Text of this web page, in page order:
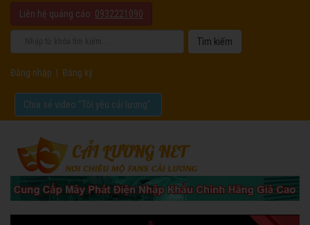
Liên hệ quảng cáo: 0932221090
Đăng nhập Đăng ký
Chia sẻ video "Tôi yêu cải lương".